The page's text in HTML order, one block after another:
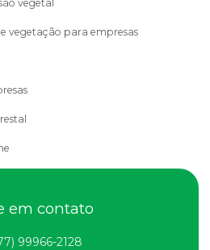
vegetal
vegetação para empresas
ambiental
em contato
99966-2128